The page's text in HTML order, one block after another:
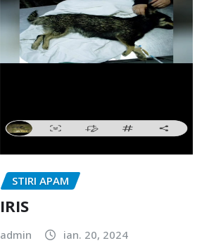
STIRI APAM
IRIS
admin ian. 20, 2024